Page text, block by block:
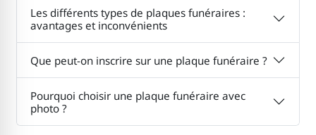
Les différents types de plaques funéraires :
avantages et inconvénients
Que peut-on inscrire sur une plaque funéraire ?
Pourquoi choisir une plaque funéraire avec
photo ?